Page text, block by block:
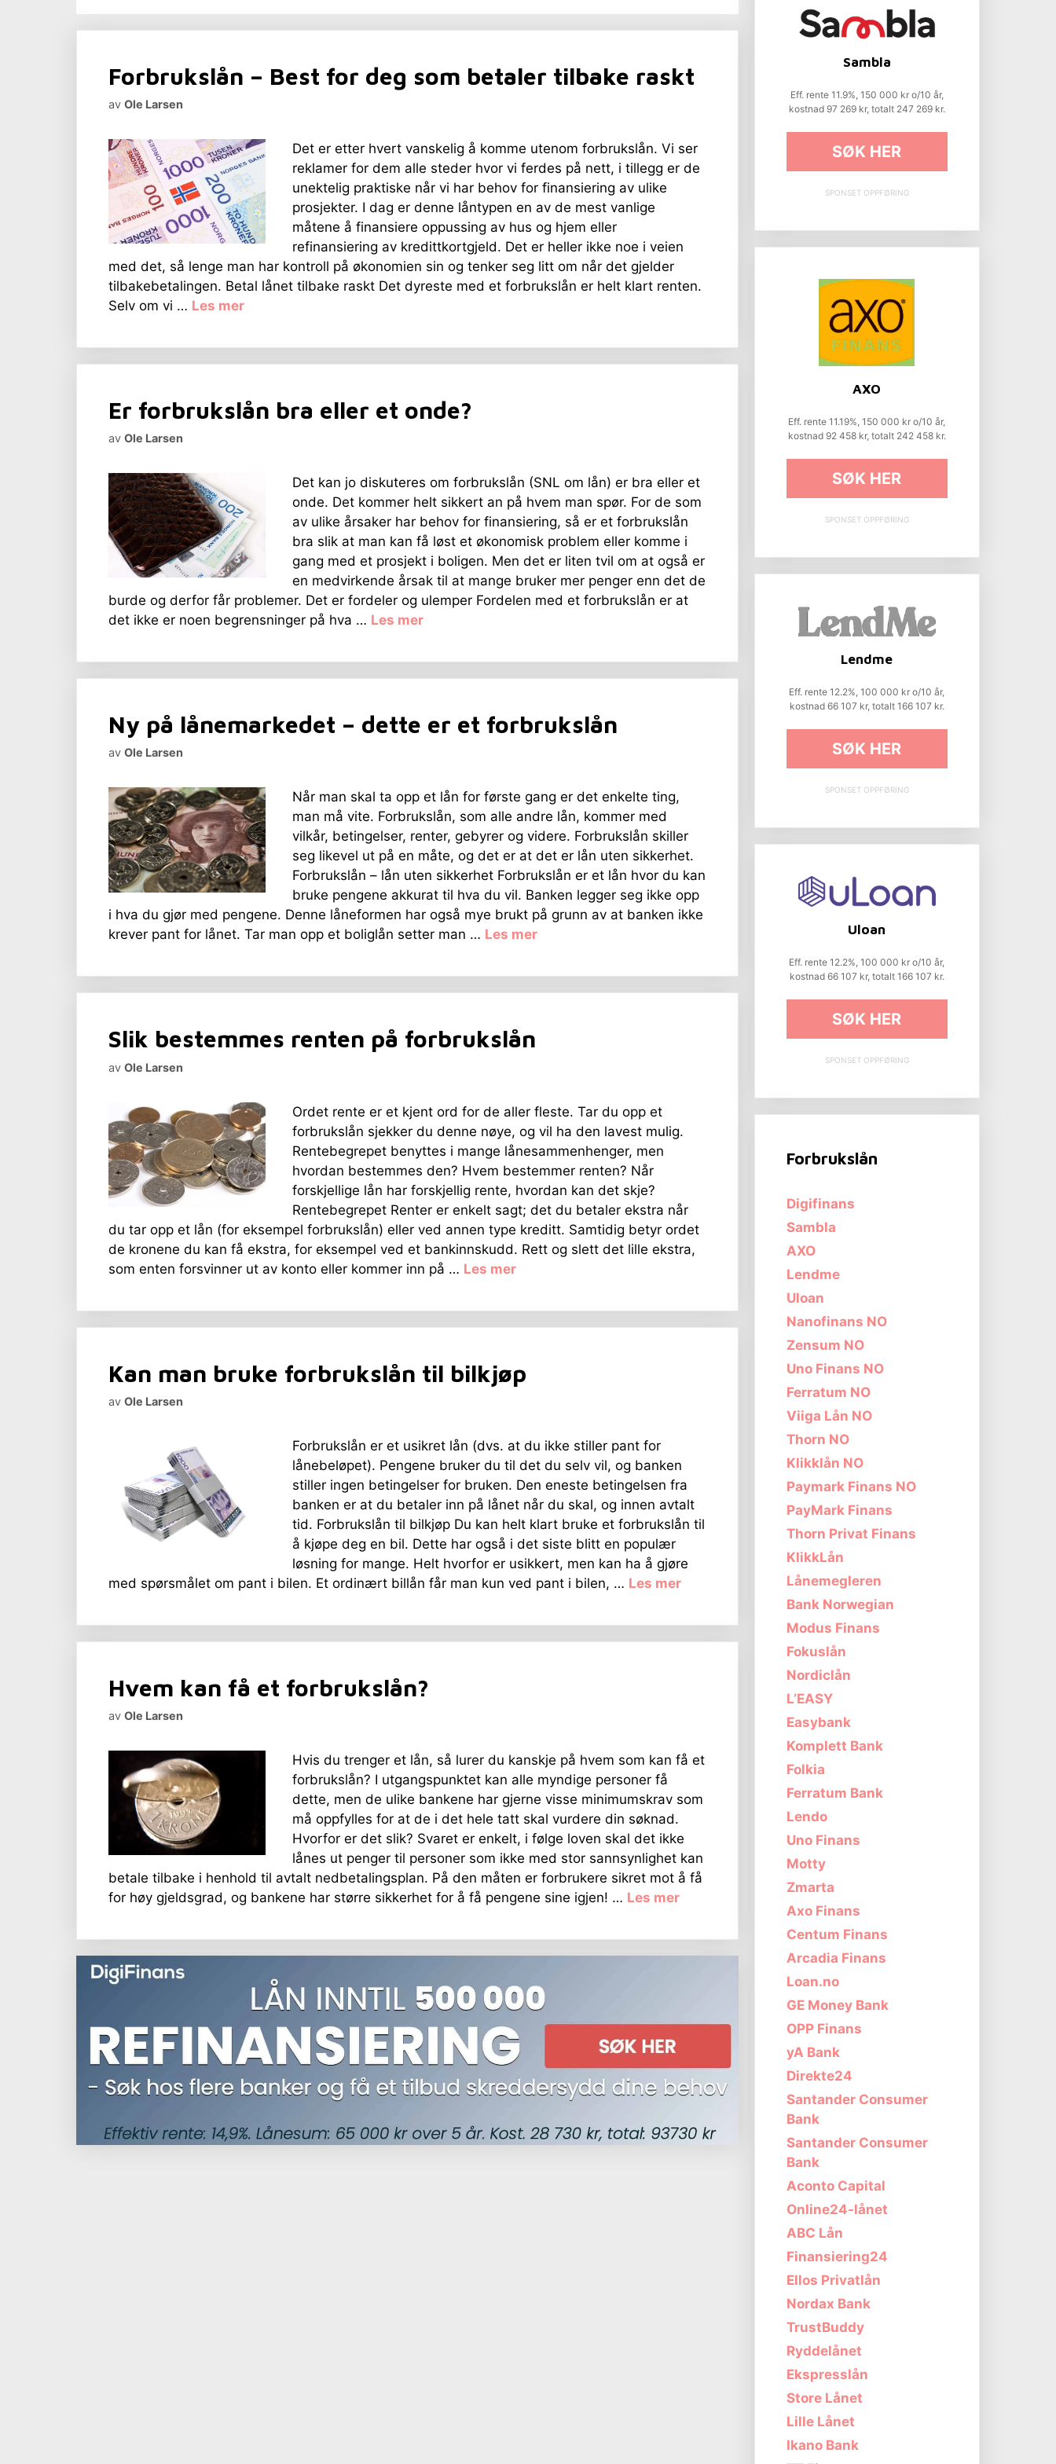
Forbrukslån – Best for deg som betaler tilbake raskt
av Ole Larsen
Det er etter hvert vanskelig å komme utenom forbrukslån. Vi ser
reklamer for dem alle steder hvor vi ferdes på nett, i tillegg er de
unektelig praktiske når vi har behov for finansiering av ulike
prosjekter. I dag er denne låntypen en av de mest vanlige
måtene å finansiere oppussing av hus og hjem eller
refinansiering av kredittkortgjeld. Det er heller ikke noe i veien
med det, så lenge man har kontroll på økonomien sin og tenker seg litt om når det gjelder
tilbakebetalingen. Betal lånet tilbake raskt Det dyreste med et forbrukslån er helt klart renten.
Selv om vi … Les mer
Er forbrukslån bra eller et onde?
av Ole Larsen
Det kan jo diskuteres om forbrukslån (SNL om lån) er bra eller et
onde. Det kommer helt sikkert an på hvem man spør. For de som
av ulike årsaker har behov for finansiering, så er et forbrukslån
bra slik at man kan få løst et økonomisk problem eller komme i
gang med et prosjekt i boligen. Men det er liten tvil om at også er
en medvirkende årsak til at mange bruker mer penger enn det de
burde og derfor får problemer. Det er fordeler og ulemper Fordelen med et forbrukslån er at
det ikke er noen begrensninger på hva … Les mer
Ny på lånemarkedet – dette er et forbrukslån
av Ole Larsen
Når man skal ta opp et lån for første gang er det enkelte ting,
man må vite. Forbrukslån, som alle andre lån, kommer med
vilkår, betingelser, renter, gebyrer og videre. Forbrukslån skiller
seg likevel ut på en måte, og det er at det er lån uten sikkerhet.
Forbrukslån – lån uten sikkerhet Forbrukslån er et lån hvor du kan
bruke pengene akkurat til hva du vil. Banken legger seg ikke opp
i hva du gjør med pengene. Denne låneformen har også mye brukt på grunn av at banken ikke
krever pant for lånet. Tar man opp et boliglån setter man … Les mer
Slik bestemmes renten på forbrukslån
av Ole Larsen
Ordet rente er et kjent ord for de aller fleste. Tar du opp et
forbrukslån sjekker du denne nøye, og vil ha den lavest mulig.
Rentebegrepet benyttes i mange lånesammenhenger, men
hvordan bestemmes den? Hvem bestemmer renten? Når
forskjellige lån har forskjellig rente, hvordan kan det skje?
Rentebegrepet Renter er enkelt sagt; det du betaler ekstra når
du tar opp et lån (for eksempel forbrukslån) eller ved annen type kreditt. Samtidig betyr ordet
de kronene du kan få ekstra, for eksempel ved et bankinnskudd. Rett og slett det lille ekstra,
som enten forsvinner ut av konto eller kommer inn på … Les mer
Kan man bruke forbrukslån til bilkjøp
av Ole Larsen
Forbrukslån er et usikret lån (dvs. at du ikke stiller pant for
lånebeløpet). Pengene bruker du til det du selv vil, og banken
stiller ingen betingelser for bruken. Den eneste betingelsen fra
banken er at du betaler inn på lånet når du skal, og innen avtalt
tid. Forbrukslån til bilkjøp Du kan helt klart bruke et forbrukslån til
å kjøpe deg en bil. Dette har også i det siste blitt en populær
løsning for mange. Helt hvorfor er usikkert, men kan ha å gjøre
med spørsmålet om pant i bilen. Et ordinært billån får man kun ved pant i bilen, … Les mer
Hvem kan få et forbrukslån?
av Ole Larsen
Hvis du trenger et lån, så lurer du kanskje på hvem som kan få et
forbrukslån? I utgangspunktet kan alle myndige personer få
dette, men de ulike bankene har gjerne visse minimumskrav som
må oppfylles for at de i det hele tatt skal vurdere din søknad.
Hvorfor er det slik? Svaret er enkelt, i følge loven skal det ikke
lånes ut penger til personer som ikke med stor sannsynlighet kan
betale tilbake i henhold til avtalt nedbetalingsplan. På den måten er forbrukere sikret mot å få
for høy gjeldsgrad, og bankene har større sikkerhet for å få pengene sine igjen! … Les mer
Sambla
Eff. rente 11.9%, 150 000 kr o/10 år,
kostnad 97 269 kr, totalt 247 269 kr.
SØK HER
SPONSET OPPFØRING
AXO
Eff. rente 11.19%, 150 000 kr o/10 år,
kostnad 92 458 kr, totalt 242 458 kr.
SØK HER
SPONSET OPPFØRING
Lendme
Eff. rente 12.2%, 100 000 kr o/10 år,
kostnad 66 107 kr, totalt 166 107 kr.
SØK HER
SPONSET OPPFØRING
Uloan
Eff. rente 12.2%, 100 000 kr o/10 år,
kostnad 66 107 kr, totalt 166 107 kr.
SØK HER
SPONSET OPPFØRING
Forbrukslån
Digifinans
Sambla
AXO
Lendme
Uloan
Nanofinans NO
Zensum NO
Uno Finans NO
Ferratum NO
Viiga Lån NO
Thorn NO
Klikklån NO
Paymark Finans NO
PayMark Finans
Thorn Privat Finans
KlikkLån
Lånemegleren
Bank Norwegian
Modus Finans
Fokuslån
Nordiclån
L’EASY
Easybank
Komplett Bank
Folkia
Ferratum Bank
Lendo
Uno Finans
Motty
Zmarta
Axo Finans
Centum Finans
Arcadia Finans
Loan.no
GE Money Bank
OPP Finans
yA Bank
Direkte24
Santander Consumer
Bank
Santander Consumer
Bank
Aconto Capital
Online24-lånet
ABC Lån
Finansiering24
Ellos Privatlån
Nordax Bank
TrustBuddy
Ryddelånet
Ekspresslån
Store Lånet
Lille Lånet
Ikano Bank